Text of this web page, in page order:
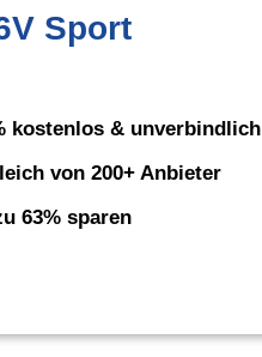
Sport
kostenlos & unverbindlich
von 200+ Anbieter
63% sparen